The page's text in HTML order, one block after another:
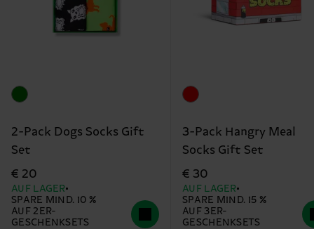
2-Pack Dogs Socks Gift
Set
€ 20
AUF LAGER
SPARE MIND. 10 %
AUF 2ER-
GESCHENKSETS
3-Pack Hangry Meal
Socks Gift Set
€ 30
AUF LAGER
SPARE MIND. 15 %
AUF 3ER-
GESCHENKSETS